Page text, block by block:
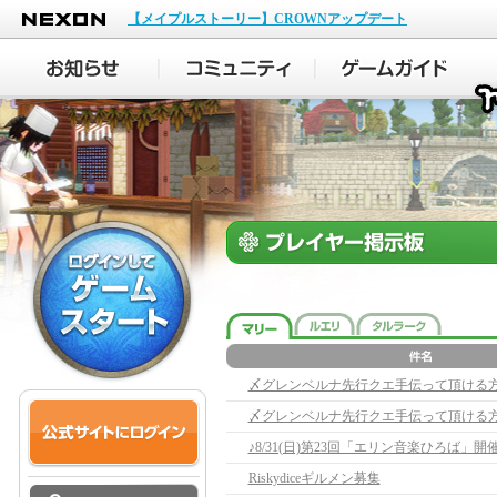
NEXON
【メイプルストーリー】CROWNアップデート
〆グレンベルナ先行クエ手伝って頂ける
〆グレンベルナ先行クエ手伝って頂ける
♪8/31(日)第23回「エリン音楽ひろば」開
Riskydiceギルメン募集